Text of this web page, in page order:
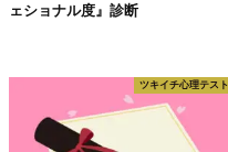
ェショナル度』診断
ツキイチ心理テスト